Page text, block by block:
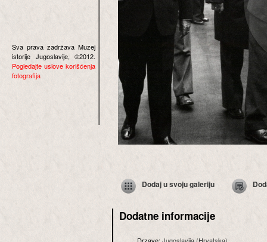
Sva prava zadržava Muzej
istorije Jugoslavije, ©2012.
Pogledajte uslove korišćenja
fotografija
Dodaj u svoju galeriju
Dodatne informacije